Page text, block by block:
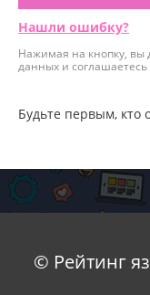
Нашли ошибку?
Нажимая на кнопку, вы
данных и соглашаетесь
Будьте первым, кто
© Рейтинг